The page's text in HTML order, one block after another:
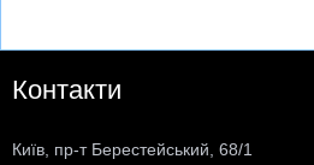
Контакти
Київ, пр-т Берестейський, 68/1